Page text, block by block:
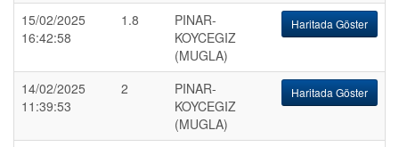
15/02/2025
16:42:58
1.8
PINAR-
KOYCEGIZ
(MUGLA)
Haritada Göster
14/02/2025
11:39:53
2
PINAR-
KOYCEGIZ
(MUGLA)
Haritada Göster